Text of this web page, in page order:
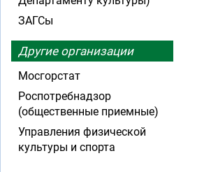
ЗАГСы
Другие организации
Мосгорстат
Роспотребнадзор
(общественные приемные)
Управления физической
культуры и спорта